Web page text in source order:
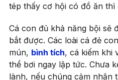
tép thấy cơ hội có đồ ăn thì
Cá con đủ khả năng bội sẽ
bắt được. Các loài cá đẻ
mún, bình tích, cá kiếm khi
thể bơi ngay lập tức. Chưa
lành, nếu chúng cảm nhận